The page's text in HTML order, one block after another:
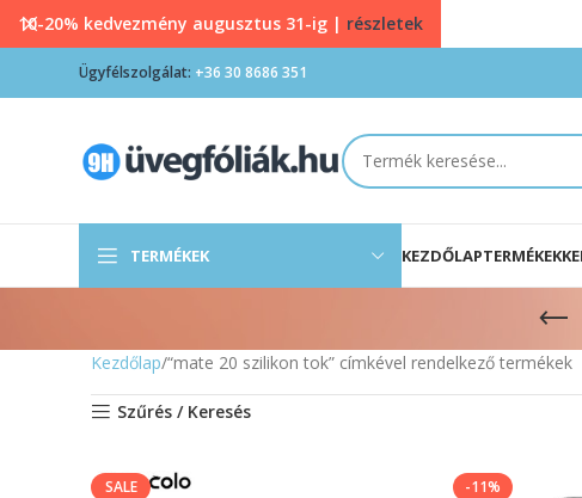
Ügyfélszolgálat: +36 30 8686 351
TERMÉKEK KEZDŐLAPTERMÉKEK
Kezdőlap “mate 20 szilikon tok” címkével rendelkező termékek
Szűrés / Keresés
SALE
-11%
10-20% kedvezmény augusztus 31-ig | részletek